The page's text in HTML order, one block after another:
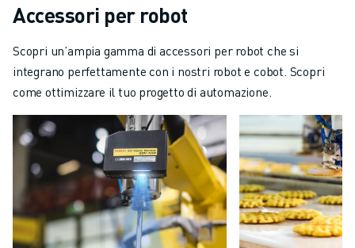
Accessori per robot
Scopri un’ampia gamma di accessori per robot che si
integrano perfettamente con i nostri robot e cobot. Scopri
come ottimizzare il tuo progetto di automazione.